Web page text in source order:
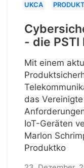
UKCA
- die PSTI
Mit einem
das
IoT-Geräten
Marlon
Produktko